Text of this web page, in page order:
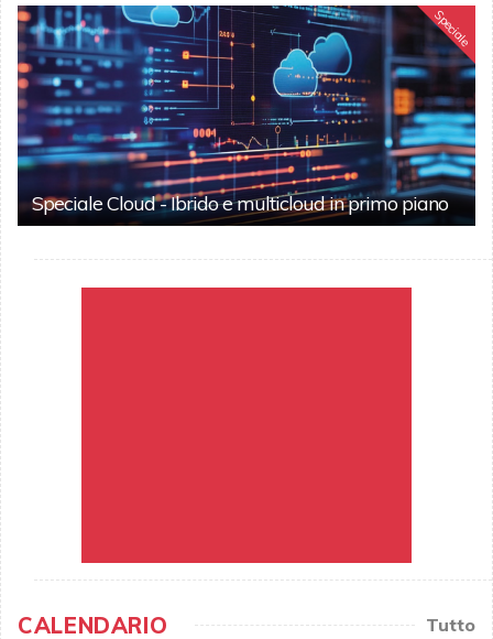
Speciale
Speciale Cloud - Ibrido e multicloud in primo piano
CALENDARIO Tutto